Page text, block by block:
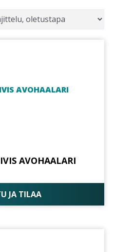
AVOHAALARI
JA TILAA